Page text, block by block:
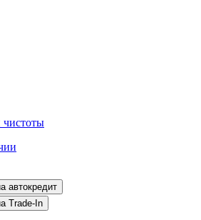
чистоты
на автокредит
на Trade-In